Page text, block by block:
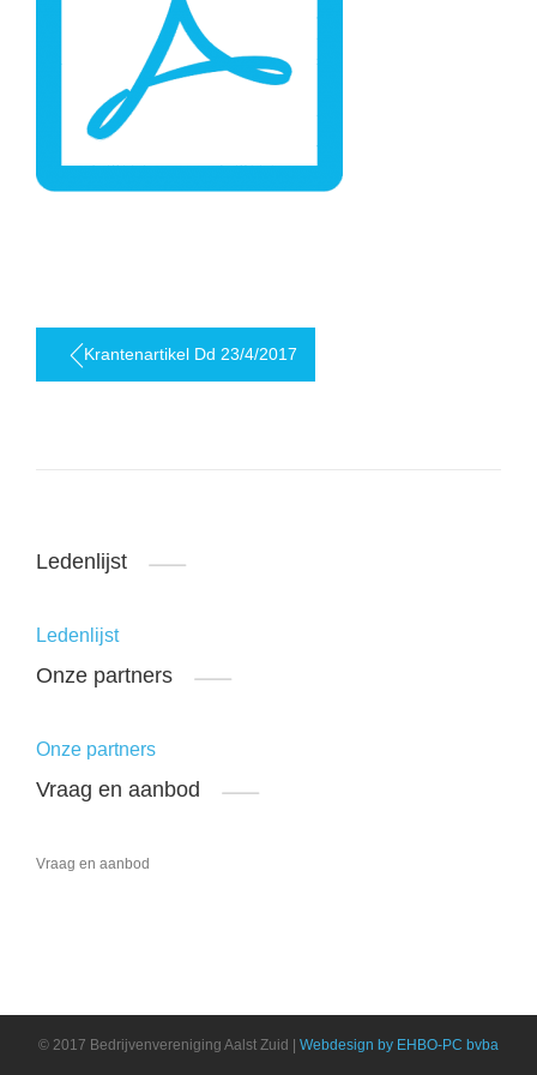
Berichtnavigatie
Krantenartikel Dd 23/4/2017
Ledenlijst
Ledenlijst
Onze partners
Onze partners
Vraag en aanbod
Vraag en aanbod
© 2017 Bedrijvenvereniging Aalst Zuid | Webdesign by EHBO-PC bvba